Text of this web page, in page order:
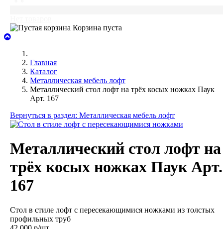
Корзина пуста
Главная
Каталог
Металлическая мебель лофт
Металлический стол лофт на трёх косых ножках Паук
Арт. 167
Вернуться в раздел: Металлическая мебель лофт
Металлический стол лофт на
трёх косых ножках Паук Арт.
167
Стол в стиле лофт с пересекающимися ножками из толстых
профильных труб